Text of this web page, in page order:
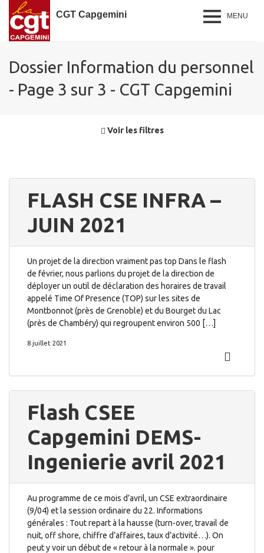
CGT Capgemini MENU
Dossier Information du personnel
- Page 3 sur 3 - CGT Capgemini
Voir les filtres
FLASH CSE INFRA –
JUIN 2021
Un projet de la direction vraiment pas top Dans le flash
de février, nous parlions du projet de la direction de
déployer un outil de déclaration des horaires de travail
appelé Time Of Presence (TOP) sur les sites de
Montbonnot (près de Grenoble) et du Bourget du Lac
(près de Chambéry) qui regroupent environ 500 […]
8 juillet 2021
Flash CSEE
Capgemini DEMS-
Ingenierie avril 2021
Au programme de ce mois d’avril, un CSE extraordinaire
(9/04) et la session ordinaire du 22. Informations
générales : Tout repart à la hausse (turn-over, travail de
nuit, off shore, chiffre d’affaires, taux d’activité…). On
peut y voir un début de « retour à la normale ». pour